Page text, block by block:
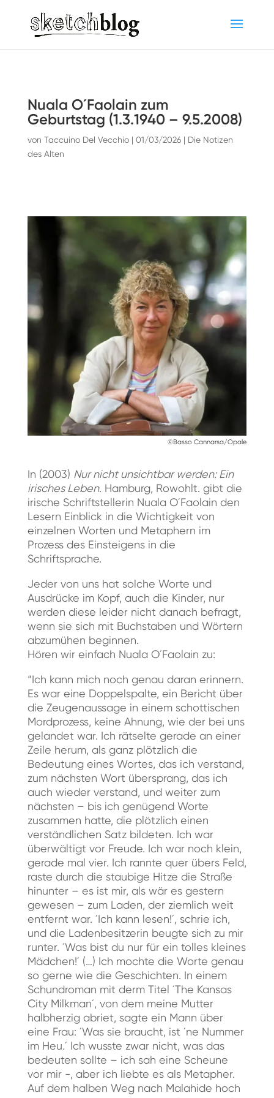
Nuala O´Faolain zum
Geburtstag (1.3.1940 – 9.5.2008)
von Taccuino Del Vecchio| 01/03/2026| Die Notizen
des Alten
©Basso Cannarsa/Opale
In (2003) Nur nicht unsichtbar werden: Ein
irisches Leben. Hamburg, Rowohlt. gibt die
irische Schriftstellerin Nuala O´Faolain den
Lesern Einblick in die Wichtigkeit von
einzelnen Worten und Metaphern im
Prozess des Einsteigens in die
Schriftsprache.
Jeder von uns hat solche Worte und
Ausdrücke im Kopf, auch die Kinder, nur
werden diese leider nicht danach befragt,
wenn sie sich mit Buchstaben und Wörtern
abzumühen beginnen.
Hören wir einfach Nuala O´Faolain zu:
“Ich kann mich noch genau daran erinnern.
Es war eine Doppelspalte, ein Bericht über
die Zeugenaussage in einem schottischen
Mordprozess, keine Ahnung, wie der bei uns
gelandet war. Ich rätselte gerade an einer
Zeile herum, als ganz plötzlich die
Bedeutung eines Wortes, das ich verstand,
zum nächsten Wort übersprang, das ich
auch wieder verstand, und weiter zum
nächsten – bis ich genügend Worte
zusammen hatte, die plötzlich einen
verständlichen Satz bildeten. Ich war
überwältigt vor Freude. Ich war noch klein,
gerade mal vier. Ich rannte quer übers Feld,
raste durch die staubige Hitze die Straße
hinunter – es ist mir, als wär es gestern
gewesen – zum Laden, der ziemlich weit
entfernt war. ´Ich kann lesen!´, schrie ich,
und die Ladenbesitzerin beugte sich zu mir
runter. ´Was bist du nur für ein tolles kleines
Mädchen!´ (…) Ich mochte die Worte genau
so gerne wie die Geschichten. In einem
Schundroman mit derm Titel ´The Kansas
City Milkman´, von dem meine Mutter
halbherzig abriet, sagte ein Mann über
eine Frau: ´Was sie braucht, ist ´ne Nummer
im Heu.´ Ich wusste zwar nicht, was das
bedeuten sollte – ich sah eine Scheune
vor mir -, aber ich liebte es als Metapher.
Auf dem halben Weg nach Malahide hoch